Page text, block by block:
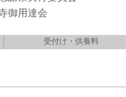
用達会
受付け・供養料